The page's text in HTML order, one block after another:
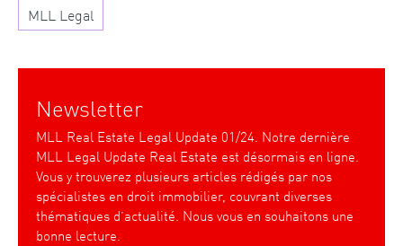
MLL Legal
Newsletter
MLL Real Estate Legal Update 01/24. Notre dernière
MLL Legal Update Real Estate est désormais en ligne.
Vous y trouverez plusieurs articles rédigés par nos
spécialistes en droit immobilier, couvrant diverses
thématiques d’actualité. Nous vous en souhaitons une
bonne lecture.